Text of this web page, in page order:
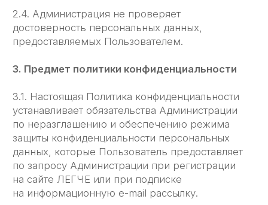
системы и т. д.) подлежит
за исключением случаев, предусмотренных в
п. 5.2. настоящей Политики конфиденциальности.
пользователя
4.1. Персональные данные Пользователя
Администрация может использовать в целях:
4.1.1. Идентификации Пользователя,
зарегистрированного на сайте ЛЕГЧЕ для его
дальнейшей авторизации.
4.1.2. Предоставления Пользователю доступа
к персонализированным данным сайта ЛЕГЧЕ.
4.1.3. Установления с Пользователем обратной
связи, включая направление уведомлений,